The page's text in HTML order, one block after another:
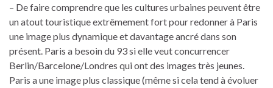
– De faire comprendre que les cultures urbaines peuvent être
un atout touristique extrêmement fort pour redonner à Paris
une image plus dynamique et davantage ancré dans son
présent. Paris a besoin du 93 si elle veut concurrencer
Berlin/Barcelone/Londres qui ont des images très jeunes.
Paris a une image plus classique (même si cela tend à évoluer